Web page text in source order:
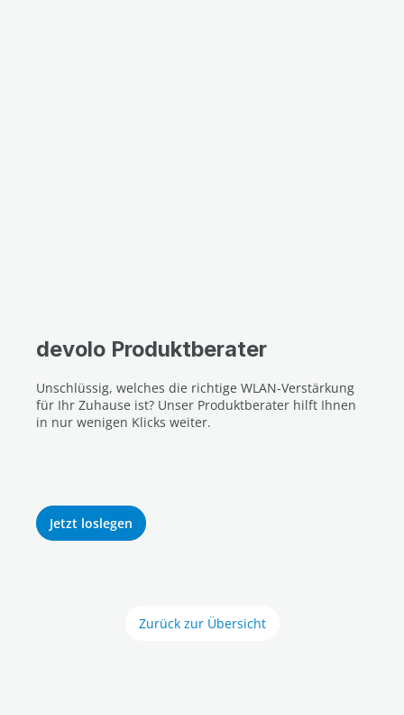
devolo Produktberater
Unschlüssig, welches die richtige WLAN-Verstärkung
für Ihr Zuhause ist? Unser Produktberater hilft Ihnen
in nur wenigen Klicks weiter.
Jetzt loslegen
Zurück zur Übersicht